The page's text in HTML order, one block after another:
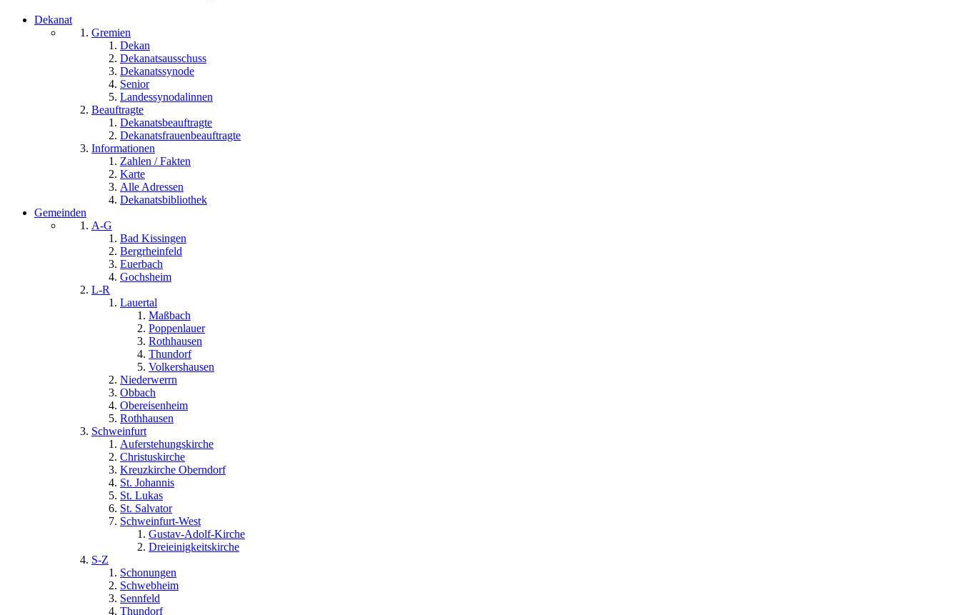
Dekanat
Gremien
Dekan
Dekanatsausschuss
Dekanatssynode
Senior
Landessynodalinnen
Beauftragte
Dekanatsbeauftragte
Dekanatsfrauenbeauftragte
Informationen
Zahlen / Fakten
Karte
Alle Adressen
Dekanatsbibliothek
Gemeinden
A-G
Bad Kissingen
Bergrheinfeld
Euerbach
Gochsheim
L-R
Lauertal
Maßbach
Poppenlauer
Rothhausen
Thundorf
Volkershausen
Niederwerrn
Obbach
Obereisenheim
Rothhausen
Schweinfurt
Auferstehungskirche
Christuskirche
Kreuzkirche Oberndorf
St. Johannis
St. Lukas
St. Salvator
Schweinfurt-West
Gustav-Adolf-Kirche
Dreieinigkeitskirche
S-Z
Schonungen
Schwebheim
Sennfeld
Thundorf